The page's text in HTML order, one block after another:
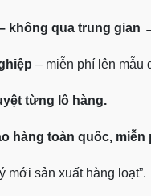
không qua trung gian
– miễn phí lên mẫu
từng lô hàng.
hàng toàn quốc, miễn
mới sản xuất hàng loạt”.